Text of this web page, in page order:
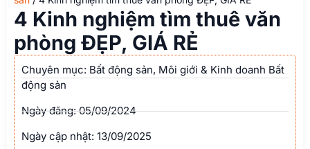
4 Kinh nghiệm tìm thuê văn
phòng ĐẸP, GIÁ RẺ
Chuyên mục: Bất động sản, Môi giới & Kinh doanh Bất
động sản
Ngày đăng: 05/09/2024
Ngày cập nhật: 13/09/2025